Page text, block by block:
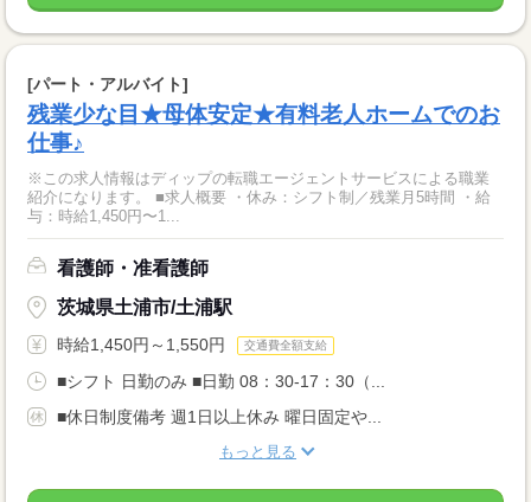
[パート・アルバイト]
残業少な目★母体安定★有料老人ホームでのお
仕事♪
※この求人情報はディップの転職エージェントサービスによる職業
紹介になります。 ■求人概要 ・休み：シフト制／残業月5時間 ・給
与：時給1,450円〜1...
看護師・准看護師
茨城県土浦市/土浦駅
時給1,450円～1,550円 交通費全額支給
■シフト 日勤のみ ■日勤 08：30-17：30（...
■休日制度備考 週1日以上休み 曜日固定や...
もっと見る